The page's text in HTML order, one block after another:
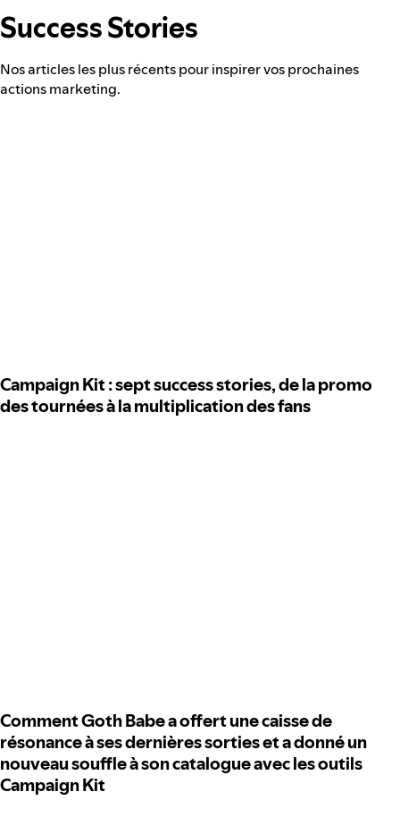
Success Stories
Nos articles les plus récents pour inspirer vos prochaines
actions marketing.
Campaign Kit : sept success stories, de la promo
des tournées à la multiplication des fans
Comment Goth Babe a offert une caisse de
résonance à ses dernières sorties et a donné un
nouveau souffle à son catalogue avec les outils
Campaign Kit